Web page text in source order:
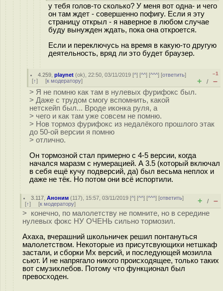
у тебя голов-то сколько? У меня вот одна- и чего
он там ждет - совершенно пофигу. Если я эту
страницу открыл - я наверное в любом случае
буду вынужден ждать, пока она откроется.
Если и переключусь на время в какую-то другую
деятельность, вряд ли это будет браузер.
4.259 ,playnet (ok), 22:50, 03/11/2019 [^] [^^] [^^^] [ответить]
[↑] [к модератору]
–1
+ / –
> Я не помню как там в нулевых фурифокс был.
> Даже с трудом смогу вспомнить, какой
нетскейп был... Вроде иконка руля, а
> чего и как там уже совсем не помню.
> Нов тормоз фурифокс из недалёкого прошлого этак
до 50-ой версии я помню
> отлично.
Он тормозной стал примерно с 4-5 версии, когда
начался маразм с нумерацией. А 3.5 (который включал
в себя ещё кучу подверсий, да) был весьма неплох и
даже не тёк. Но потом они всё испортили.
3.117 ,Аноним (117), 15:57, 03/11/2019 [^] [^^] [^^^] [ответить]
[↑] [к модератору] + / –
> конечно, по малолетству не помните, но в середине
нулевых фокс НУ ОЧЕНЬ сильно тормозил.
Ахаха, вчерашний школьничек решил понтануться
малолетством. Некоторые из присутсвующихи нетшкаф
застали, и сборки Мх версий, и последующей мозилла
сьют. И не напрягало никого происходящее, только таких
вот смузихлебов. Потому что функционал был
превосходен.